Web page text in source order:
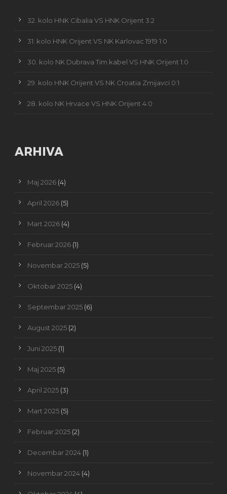
32. kolo HNK Cibalia VS HNK Orijent 3:2
31. kolo HNK Orijent VS NK Karlovac 1919 1:0
30. kolo NK Dubrava Tim kabel VS HNK Orijent 1:0
29. kolo HNK Orijent VS NK Croatia Zmijavci 0:1
28. kolo NK Hrvace VS HNK Orijent 4:0
ARHIVA
Maj 2026 (4)
April 2026 (5)
Mart 2026 (4)
Februar 2026 (1)
Novembar 2025 (5)
Oktobar 2025 (4)
Septembar 2025 (6)
August 2025 (2)
Juni 2025 (1)
Maj 2025 (5)
April 2025 (3)
Mart 2025 (5)
Februar 2025 (2)
Decembar 2024 (1)
Novembar 2024 (4)